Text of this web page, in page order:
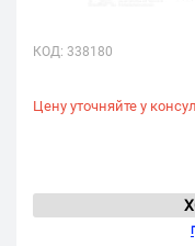
КОД: 338180
Цену уточняйте у